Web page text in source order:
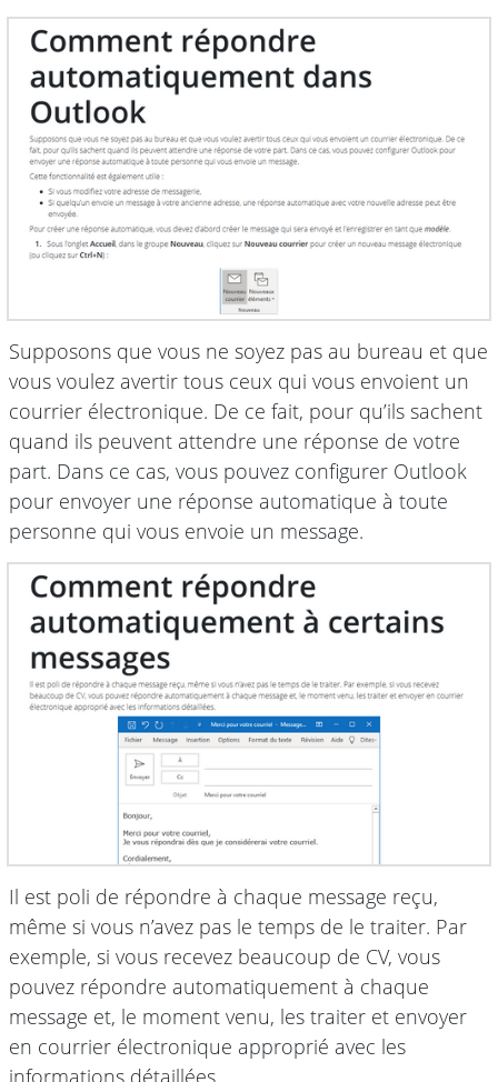
Supposons que vous ne soyez pas au bureau et que
vous voulez avertir tous ceux qui vous envoient un
courrier électronique. De ce fait, pour qu’ils sachent
quand ils peuvent attendre une réponse de votre
part. Dans ce cas, vous pouvez configurer Outlook
pour envoyer une réponse automatique à toute
personne qui vous envoie un message.
Il est poli de répondre à chaque message reçu,
même si vous n’avez pas le temps de le traiter. Par
exemple, si vous recevez beaucoup de CV, vous
pouvez répondre automatiquement à chaque
message et, le moment venu, les traiter et envoyer
en courrier électronique approprié avec les
informations détaillées.